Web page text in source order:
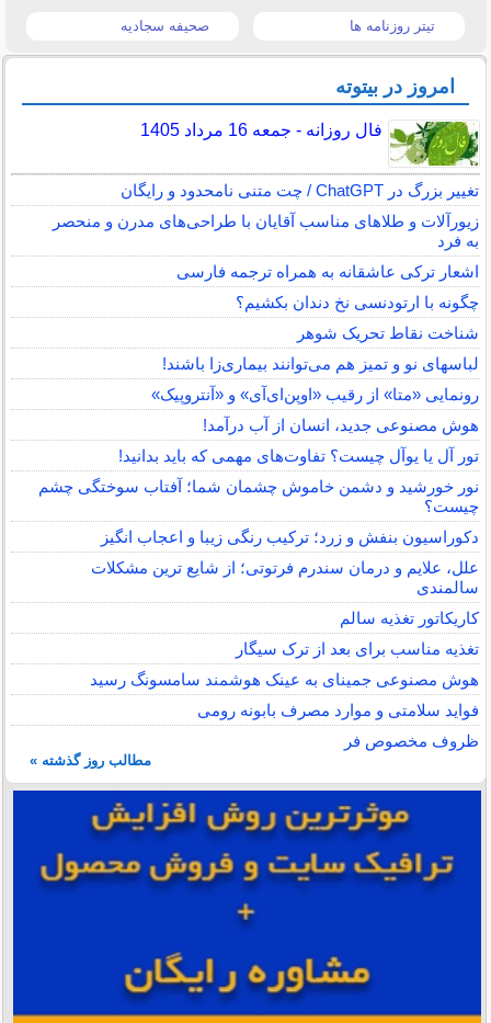
تیتر روزنامه ها صحیفه سجادیه
امروز در بیتوته
فال روزانه - جمعه 16 مرداد 1405
تغییر بزرگ در ChatGPT / چت متنی نامحدود و رایگان
زیورآلات و طلاهای مناسب آقایان با طراحی‌های مدرن و منحصر
به فرد
اشعار ترکی عاشقانه به همراه ترجمه فارسی
چگونه با ارتودنسی نخ دندان بکشیم؟
شناخت نقاط تحریک شوهر
لباس‎های نو و تمیز هم می‌توانند بیماری‌زا باشند!
رونمایی «متا» از رقیب «اوپن‌ای‌آی» و «آنتروپیک»
هوش مصنوعی جدید، انسان از آب درآمد!
تور آل یا یوآل چیست؟ تفاوت‌های مهمی که باید بدانید!
نور خورشید و دشمن خاموش چشمان شما؛ آفتاب سوختگی چشم
چیست؟
دکوراسیون بنفش و زرد؛ ترکیب رنگی زیبا و اعجاب انگیز
علل، علایم و درمان سندرم فرتوتی؛ از شایع ترین مشکلات
سالمندی
کاریکاتور تغذیه سالم
تغذیه مناسب برای بعد از ترک سیگار
هوش مصنوعی جمینای به عینک هوشمند سامسونگ رسید
فواید سلامتی و موارد مصرف بابونه رومی
ظروف مخصوص فر
مطالب روز گذشته »